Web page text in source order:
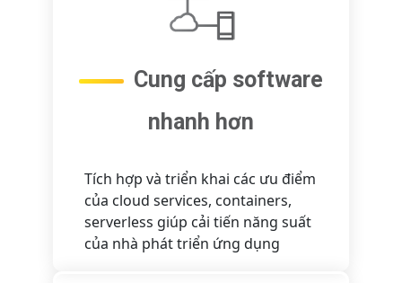
Cung cấp software
nhanh hơn
Tích hợp và triển khai các ưu điểm
của cloud services, containers,
serverless giúp cải tiến năng suất
của nhà phát triển ứng dụng